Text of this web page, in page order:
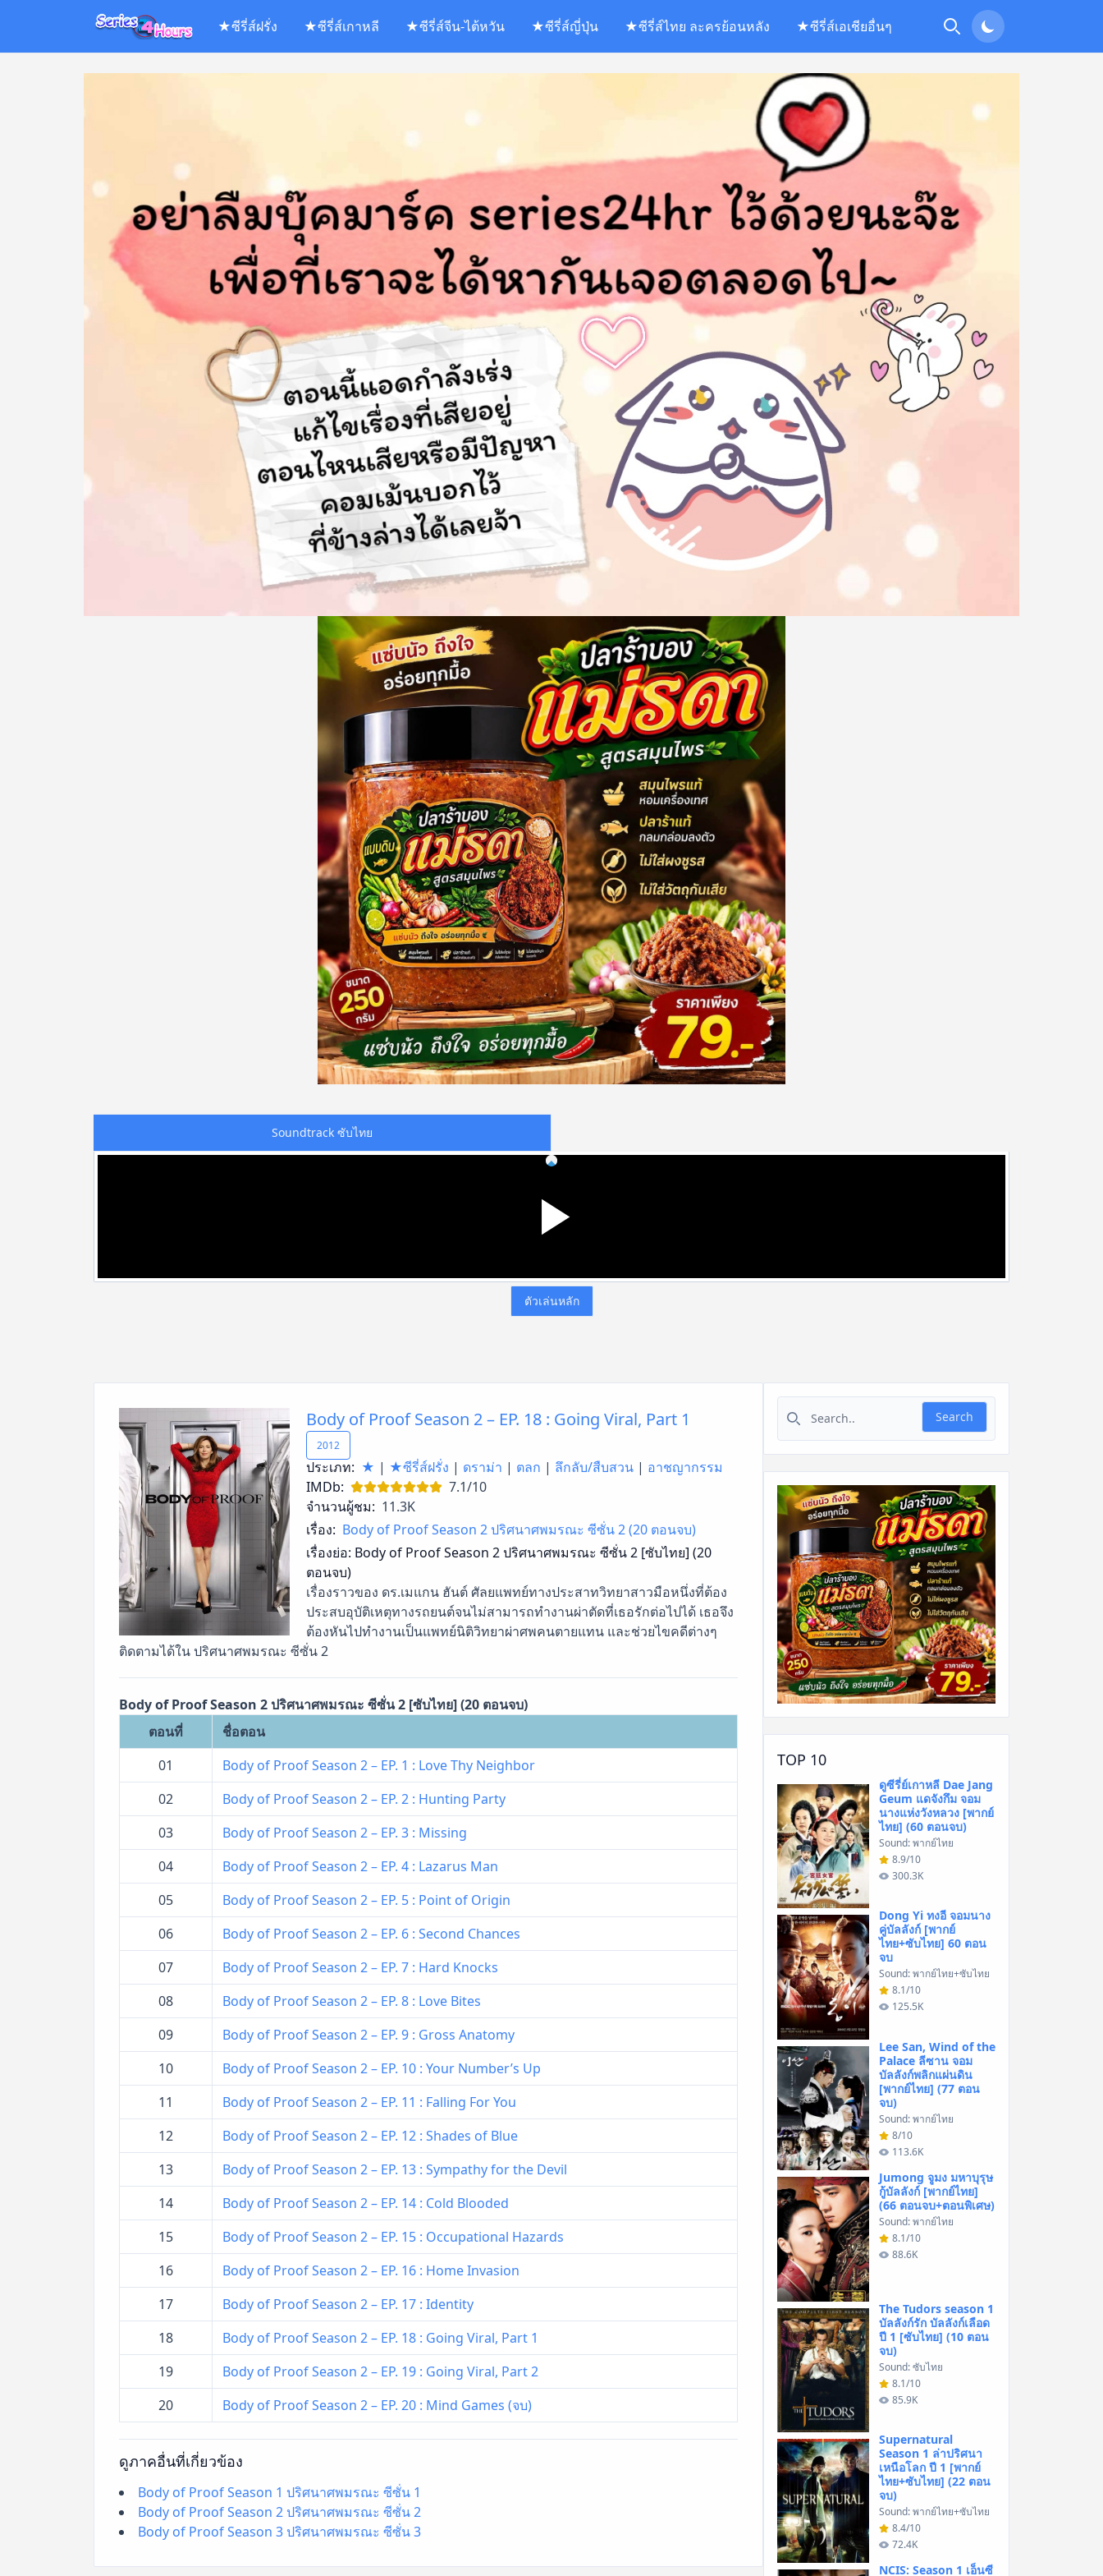
content
Search
★ซีรี่ส์ฝรั่ง ★ซีรี่ส์เกาหลี ★ซีรี่ส์จีน-ไต้หวัน ★ซีรี่ส์ญี่ปุ่น ★ซีรี่ส์ไทย ละครย้อนหลัง ★ซีรี่ส์เอเชียอื่นๆ
Soundtrack ซับไทย
ตัวเล่นหลัก
Body of Proof Season 2 – EP. 18 : Going Viral, Part 1
2012
ประเภท: ★ | ★ซีรี่ส์ฝรั่ง | ดราม่า | ตลก | ลึกลับ/สืบสวน | อาชญากรรม
IMDb:
7.1/10
จำนวนผู้ชม: 11.3K
เรื่อง: Body of Proof Season 2 ปริศนาศพมรณะ ซีซั่น 2 (20 ตอนจบ)
เรื่องย่อ: Body of Proof Season 2 ปริศนาศพมรณะ ซีซั่น 2 [ซับไทย] (20
ตอนจบ)
เรื่องราวของ ดร.เมแกน ฮันต์ ศัลยแพทย์ทางประสาทวิทยาสาวมือหนึ่งที่ต้อง
ประสบอุบัติเหตุทางรถยนต์จนไม่สามารถทำงานผ่าตัดที่เธอรักต่อไปได้ เธอจึง
ต้องหันไปทำงานเป็นแพทย์นิติวิทยาผ่าศพคนตายแทน และช่วยไขคดีต่างๆ
ติดตามได้ใน ปริศนาศพมรณะ ซีซั่น 2
Body of Proof Season 2 ปริศนาศพมรณะ ซีซั่น 2 [ซับไทย] (20 ตอนจบ)
ตอนที่
ชื่อตอน
01
Body of Proof Season 2 – EP. 1 : Love Thy Neighbor
02
Body of Proof Season 2 – EP. 2 : Hunting Party
03
Body of Proof Season 2 – EP. 3 : Missing
04
Body of Proof Season 2 – EP. 4 : Lazarus Man
05
Body of Proof Season 2 – EP. 5 : Point of Origin
06
Body of Proof Season 2 – EP. 6 : Second Chances
07
Body of Proof Season 2 – EP. 7 : Hard Knocks
08
Body of Proof Season 2 – EP. 8 : Love Bites
09
Body of Proof Season 2 – EP. 9 : Gross Anatomy
10
Body of Proof Season 2 – EP. 10 : Your Number’s Up
11
Body of Proof Season 2 – EP. 11 : Falling For You
12
Body of Proof Season 2 – EP. 12 : Shades of Blue
13
Body of Proof Season 2 – EP. 13 : Sympathy for the Devil
14
Body of Proof Season 2 – EP. 14 : Cold Blooded
15
Body of Proof Season 2 – EP. 15 : Occupational Hazards
16
Body of Proof Season 2 – EP. 16 : Home Invasion
17
Body of Proof Season 2 – EP. 17 : Identity
18
Body of Proof Season 2 – EP. 18 : Going Viral, Part 1
19
Body of Proof Season 2 – EP. 19 : Going Viral, Part 2
20
Body of Proof Season 2 – EP. 20 : Mind Games (จบ)
ดูภาคอื่นที่เกี่ยวข้อง
Body of Proof Season 1 ปริศนาศพมรณะ ซีซั่น 1
Body of Proof Season 2 ปริศนาศพมรณะ ซีซั่น 2
Body of Proof Season 3 ปริศนาศพมรณะ ซีซั่น 3
Search for:
Search
TOP 10
ดูซีรี่ย์เกาหลี Dae Jang
Geum แดจังกึม จอม
นางแห่งวังหลวง [พากย์
ไทย] (60 ตอนจบ)
Sound: พากย์ไทย
8.9/10
300.3K
Dong Yi ทงอี จอมนาง
คู่บัลลังก์ [พากย์
ไทย+ซับไทย] 60 ตอน
จบ
Sound: พากย์ไทย+ซับไทย
8.1/10
125.5K
Lee San, Wind of the
Palace ลีซาน จอม
บัลลังก์พลิกแผ่นดิน
[พากย์ไทย] (77 ตอน
จบ)
Sound: พากย์ไทย
8/10
113.6K
Jumong จูมง มหาบุรุษ
กู้บัลลังก์ [พากย์ไทย]
(66 ตอนจบ+ตอนพิเศษ)
Sound: พากย์ไทย
8.1/10
88.6K
The Tudors season 1
บัลลังก์รัก บัลลังก์เลือด
ปี 1 [ซับไทย] (10 ตอน
จบ)
Sound: ซับไทย
8.1/10
85.9K
Supernatural
Season 1 ล่าปริศนา
เหนือโลก ปี 1 [พากย์
ไทย+ซับไทย] (22 ตอน
จบ)
Sound: พากย์ไทย+ซับไทย
8.4/10
72.4K
NCIS: Season 1 เอ็นซี